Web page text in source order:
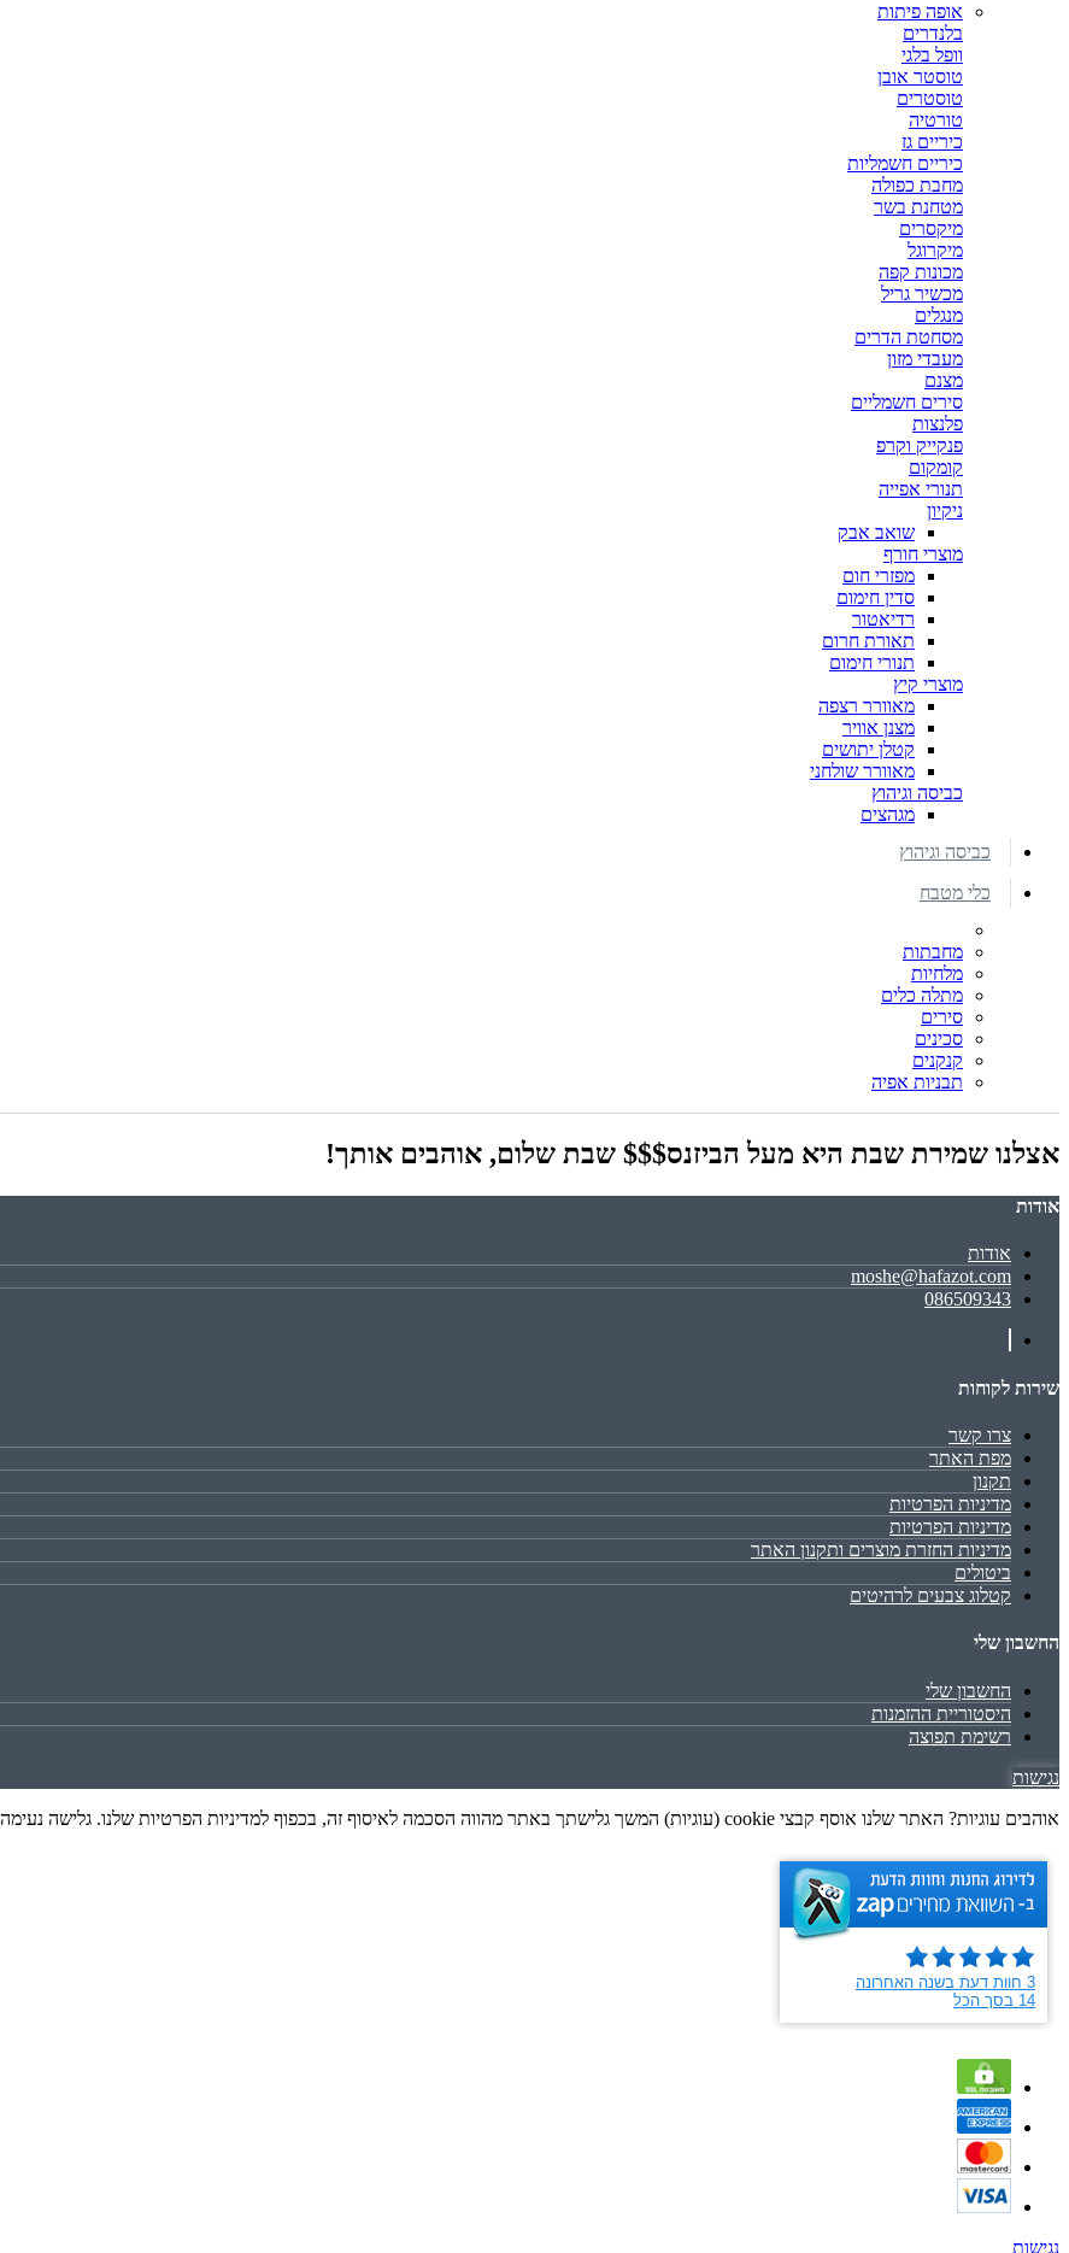
אופה פיתות
בלנדרים
וופל בלגי
טוסטר אובן
טוסטרים
טורטיה
כיריים גז
כיריים חשמליות
מחבת כפולה
מטחנת בשר
מיקסרים
מיקרוגל
מכונות קפה
מכשיר גריל
מנגלים
מסחטת הדרים
מעבדי מזון
מצנם
סירים חשמליים
פלנצות
פנקייק וקרפ
קומקום
תנורי אפייה
ניקיון
שואב אבק
מוצרי חורף
מפזרי חום
סדין חימום
רדיאטור
תאורת חרום
תנורי חימום
מוצרי קיץ
מאוורר רצפה
מצנן אוויר
קטלן יתושים
מאוורר שולחני
כביסה וגיהוץ
מגהצים
כביסה וגיהוץ
כלי מטבח
מחבתות
מלחיות
מתלה כלים
סירים
סכינים
קנקנים
תבניות אפיה
אצלנו שמירת שבת היא מעל הביזנס$$$ שבת שלום, אוהבים אותך!
אודות
אודות
moshe@hafazot.com
086509343
שירות לקוחות
צרו קשר
מפת האתר
תקנון
מדיניות הפרטיות
מדיניות הפרטיות
מדיניות החזרת מוצרים ותקנון האתר
ביטולים
קטלוג צבעים לרהיטים
החשבון שלי
החשבון שלי
היסטוריית ההזמנות
רשימת תפוצה
נגישות
אוהבים עוגיות? האתר שלנו אוסף קבצי cookie (עוגיות) המשך גלישתך באתר מהווה הסכמה לאיסוף זה, בכפוף למדיניות הפרטיות שלנו. גלישה נעימה
נגישות